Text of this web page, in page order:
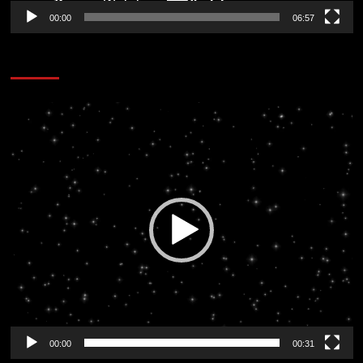
00:00 06:57
Reproductor
vídeo
00:00 00:31